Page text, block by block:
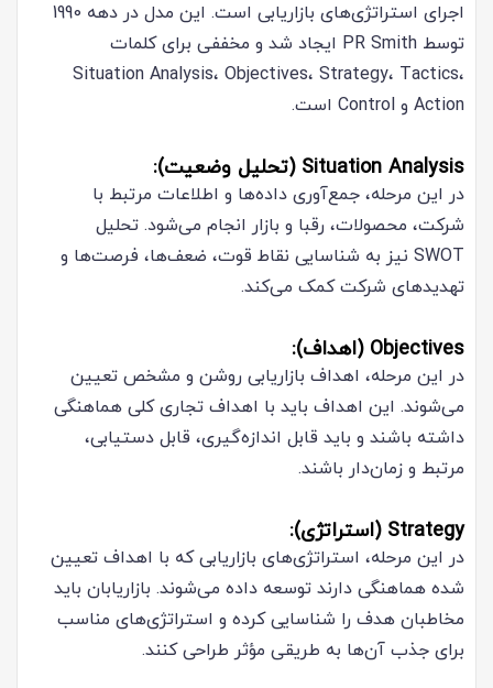
اجرای استراتژی‌های بازاریابی است. این مدل در دهه 1990
توسط PR Smith ایجاد شد و مخففی برای کلمات
Situation Analysis، Objectives، Strategy، Tactics،
Action و Control است.
Situation Analysis (تحلیل وضعیت):
در این مرحله، جمع‌آوری داده‌ها و اطلاعات مرتبط با
شرکت، محصولات، رقبا و بازار انجام می‌شود. تحلیل
SWOT نیز به شناسایی نقاط قوت، ضعف‌ها، فرصت‌ها و
تهدیدهای شرکت کمک می‌کند.
Objectives (اهداف):
در این مرحله، اهداف بازاریابی روشن و مشخص تعیین
می‌شوند. این اهداف باید با اهداف تجاری کلی هماهنگی
داشته باشند و باید قابل اندازه‌گیری، قابل دستیابی،
مرتبط و زمان‌دار باشند.
Strategy (استراتژی):
در این مرحله، استراتژی‌های بازاریابی که با اهداف تعیین
شده هماهنگی دارند توسعه داده می‌شوند. بازاریابان باید
مخاطبان هدف را شناسایی کرده و استراتژی‌های مناسب
برای جذب آن‌ها به طریقی مؤثر طراحی کنند.